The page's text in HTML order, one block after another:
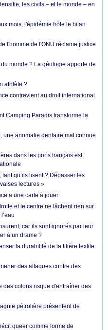
les civils – et le monde – en
mois, l'épidémie frôle le bilan
l'homme de l'ONU réclame justice
monde ? La géologie apporte de
athlète ?
contrevient au droit international
Camping Paradis transforme la
une anomalie dentaire mal connue
dans les ports français est
qu’ils lisent ? Dépasser les
lectures »
a une carte à jouer
et le centre ne lâchent rien sur
car ils sont ignorés par leur
à un drame ?
la durabilité de la filière textile
des attaques contre des
des colons risque d'entraîner des
pétrolière présentent de
queer comme forme de